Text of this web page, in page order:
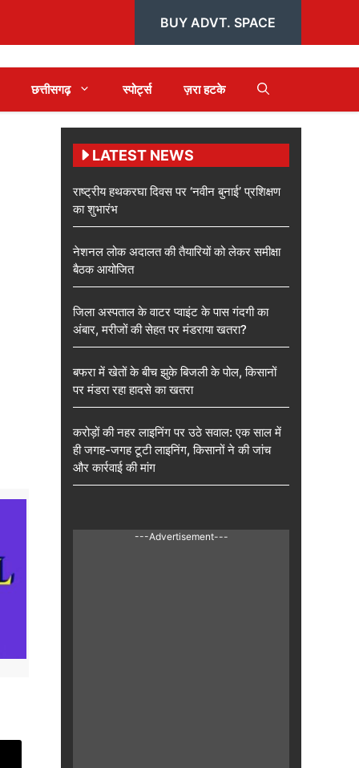
BUY ADVT. SPACE
छत्तीसगढ़ स्पोर्ट्स ज़रा हटके
LATEST NEWS
राष्ट्रीय हथकरघा दिवस पर ‘नवीन बुनाई’ प्रशिक्षण
का शुभारंभ
नेशनल लोक अदालत की तैयारियों को लेकर समीक्षा
बैठक आयोजित
जिला अस्पताल के वाटर प्वाइंट के पास गंदगी का
अंबार, मरीजों की सेहत पर मंडराया खतरा?
बफरा में खेतों के बीच झुके बिजली के पोल, किसानों
पर मंडरा रहा हादसे का खतरा
करोड़ों की नहर लाइनिंग पर उठे सवाल: एक साल में
ही जगह-जगह टूटी लाइनिंग, किसानों ने की जांच
और कार्रवाई की मांग
---Advertisement---